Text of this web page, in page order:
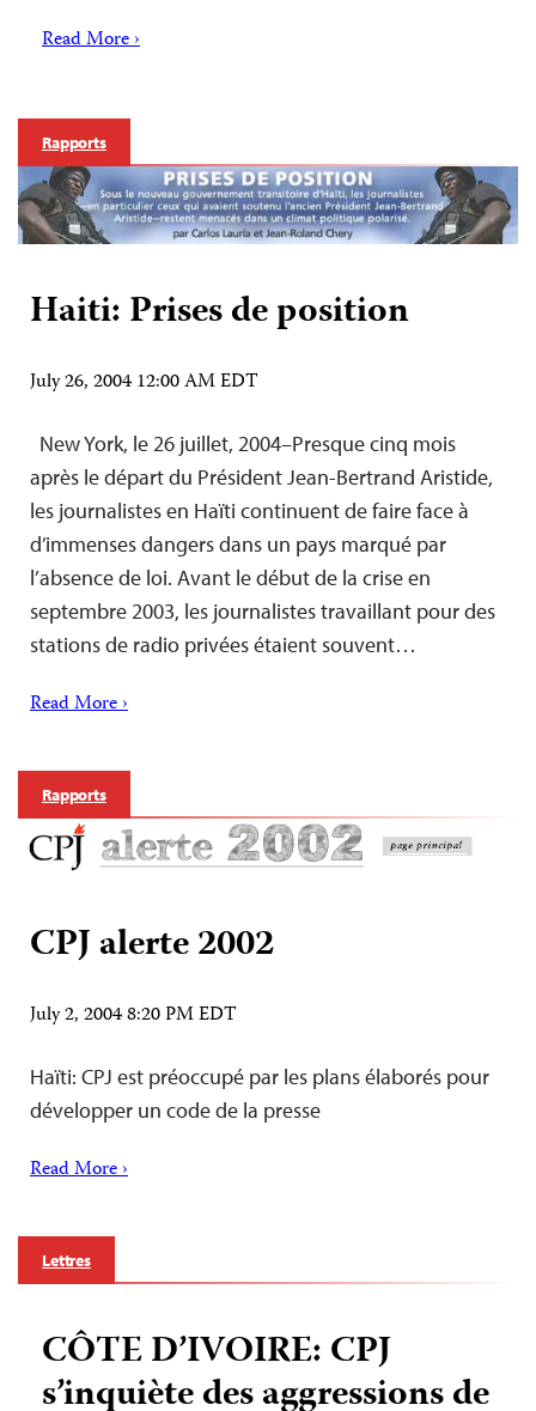
Read More ›
Rapports
Haiti: Prises de position
July 26, 2004 12:00 AM EDT
New York, le 26 juillet, 2004–Presque cinq mois
après le départ du Président Jean-Bertrand Aristide,
les journalistes en Haïti continuent de faire face à
d’immenses dangers dans un pays marqué par
l’absence de loi. Avant le début de la crise en
septembre 2003, les journalistes travaillant pour des
stations de radio privées étaient souvent…
Read More ›
Rapports
CPJ alerte 2002
July 2, 2004 8:20 PM EDT
Haïti: CPJ est préoccupé par les plans élaborés pour
développer un code de la presse
Read More ›
Lettres
CÔTE D’IVOIRE: CPJ
s’inquiète des aggressions de